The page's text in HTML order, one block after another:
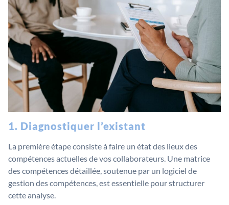
1. Diagnostiquer l’existant
La première étape consiste à faire un état des lieux des
compétences actuelles de vos collaborateurs. Une matrice
des compétences détaillée, soutenue par un logiciel de
gestion des compétences, est essentielle pour structurer
cette analyse.